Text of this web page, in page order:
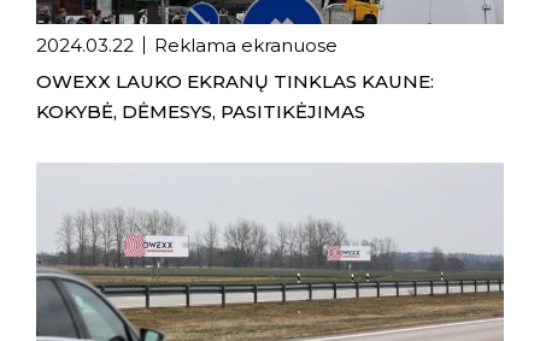
2024.03.22
Reklama ekranuose
OWEXX LAUKO EKRANŲ TINKLAS KAUNE:
KOKYBĖ, DĖMESYS, PASITIKĖJIMAS